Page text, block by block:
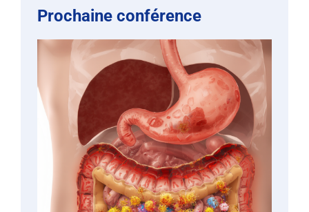
Prochaine conférence